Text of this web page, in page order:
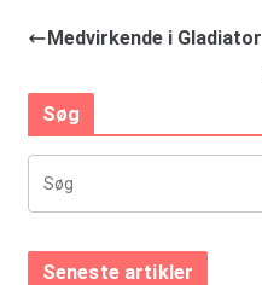
Medvirkende i Gladiator
Søg
Seneste artikler